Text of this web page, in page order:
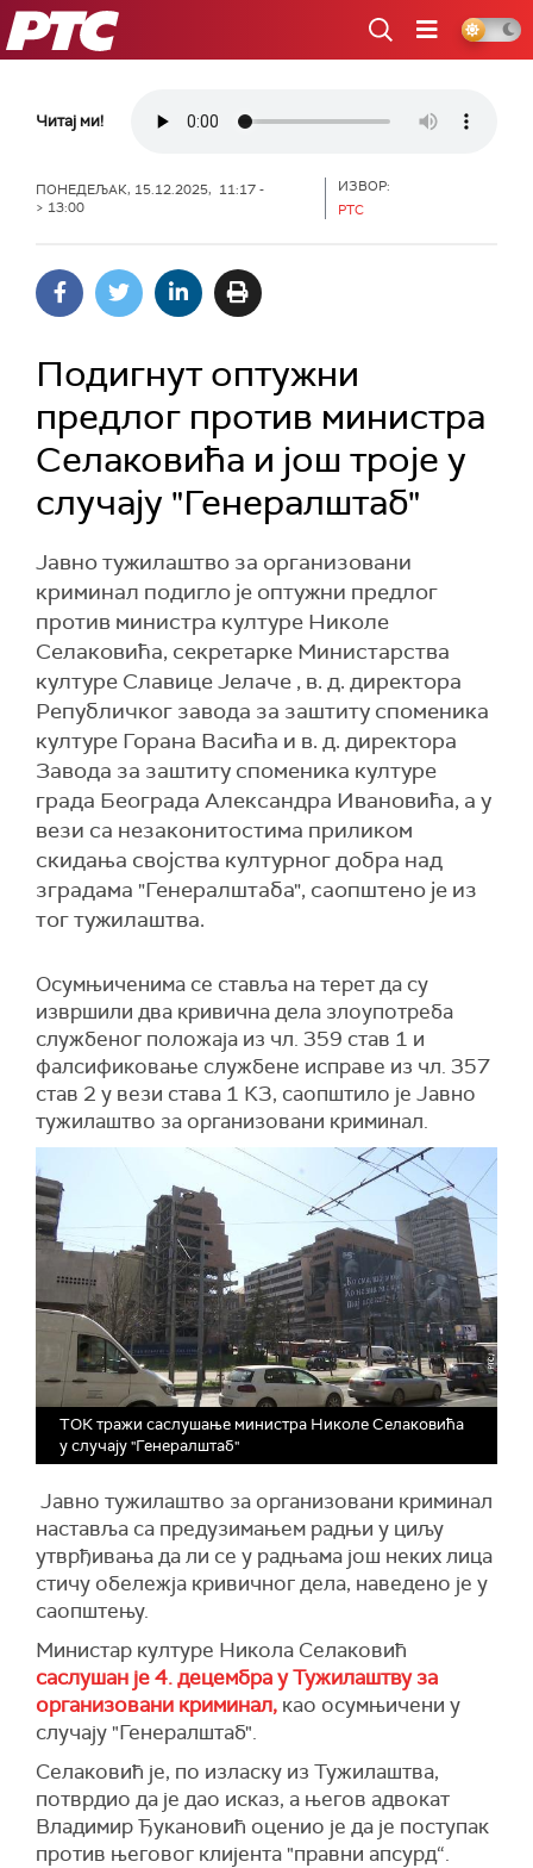
РТС
Читај ми!
ПОНЕДЕЉАК, 15.12.2025, 11:17 -
> 13:00
ИЗВОР:
РТС
Подигнут оптужни
предлог против министра
Селаковића и још троје у
случају "Генералштаб"
Јавно тужилаштво за организовани
криминал подигло је оптужни предлог
против министра културе Николе
Селаковића, секретарке Министарства
културе Славице Јелаче , в. д. директора
Републичког завода за заштиту споменика
културе Горана Васића и в. д. директора
Завода за заштиту споменика културе
града Београда Александра Ивановића, а у
вези са незаконитостима приликом
скидања својства културног добра над
зградама "Генералштаба", саопштено је из
тог тужилаштва.
Осумњиченима се ставља на терет да су
извршили два кривична дела злоупотреба
службеног положаја из чл. 359 став 1 и
фалсификовање службене исправе из чл. 357
став 2 у вези става 1 КЗ, саопштило је Јавно
тужилаштво за организовани криминал.
ТОК тражи саслушање министра Николе Селаковића
у случају "Генералштаб"
Јавно тужилаштво за организовани криминал
наставља са предузимањем радњи у циљу
утврђивања да ли се у радњама још неких лица
стичу обележја кривичног дела, наведено је у
саопштењу.
Министар културе Никола Селаковић
саслушан је 4. децембра у Тужилаштву за
организовани криминал, као осумњичени у
случају "Генералштаб".
Селаковић је, по изласку из Тужилаштва,
потврдио да је дао исказ, а његов адвокат
Владимир Ђукановић оценио је да је поступак
против његовог клијента "правни апсурд“.